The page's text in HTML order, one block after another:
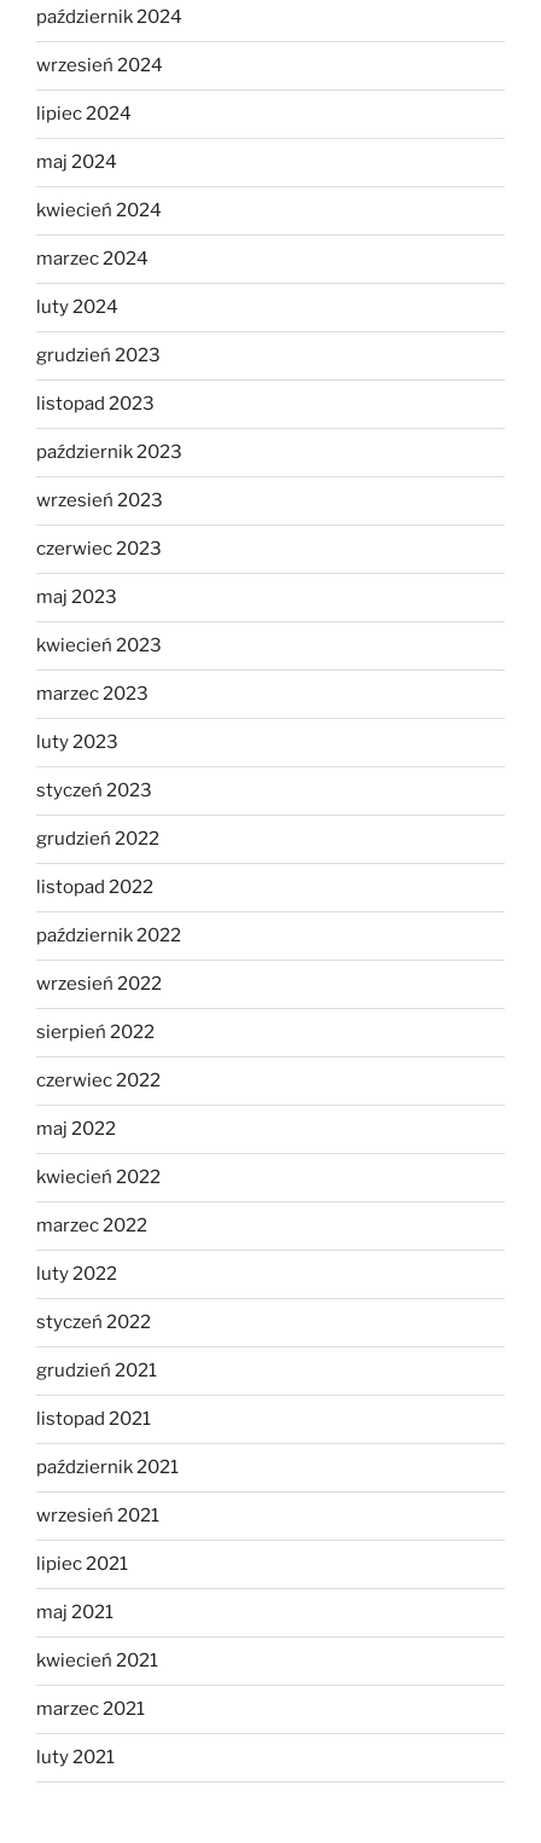
październik 2024
wrzesień 2024
lipiec 2024
maj 2024
kwiecień 2024
marzec 2024
luty 2024
grudzień 2023
listopad 2023
październik 2023
wrzesień 2023
czerwiec 2023
maj 2023
kwiecień 2023
marzec 2023
luty 2023
styczeń 2023
grudzień 2022
listopad 2022
październik 2022
wrzesień 2022
sierpień 2022
czerwiec 2022
maj 2022
kwiecień 2022
marzec 2022
luty 2022
styczeń 2022
grudzień 2021
listopad 2021
październik 2021
wrzesień 2021
lipiec 2021
maj 2021
kwiecień 2021
marzec 2021
luty 2021